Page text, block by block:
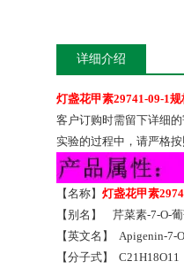
详细介绍
灯盏花甲素29741-09-1规
客户订购时需留下详细
实验的过程中，请严格
【名称】 灯盏花甲素
【别名】 芹菜素-7-O-
【英文名】 Apigenin-
【分子式】 C21H18O11